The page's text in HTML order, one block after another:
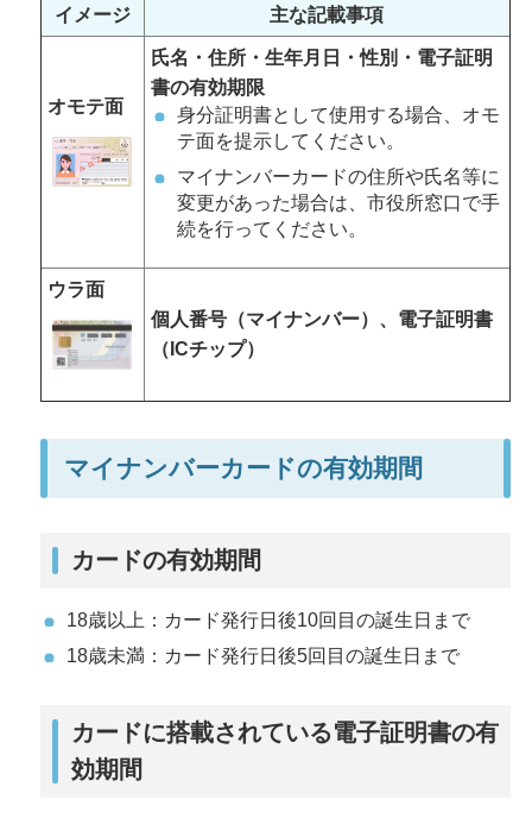
イメージ 主な記載事項
オモテ面
氏名・住所・生年月日・性別・電子証明
書の有効期限
身分証明書として使用する場合、オモ
テ面を提示してください。
マイナンバーカードの住所や氏名等に
変更があった場合は、市役所窓口で手
続を行ってください。
ウラ面
個人番号（マイナンバー）、電子証明書
（ICチップ）
マイナンバーカードの有効期間
カードの有効期間
18歳以上：カード発行日後10回目の誕生日まで
18歳未満：カード発行日後5回目の誕生日まで
カードに搭載されている電子証明書の有
効期間